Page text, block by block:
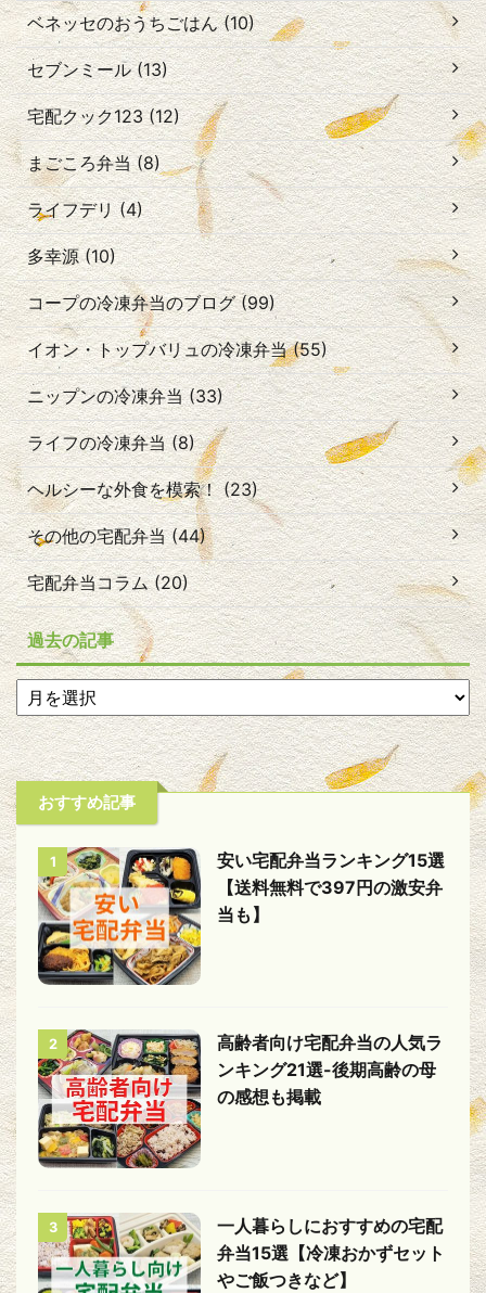
ベネッセのおうちごはん (10)
セブンミール (13)
宅配クック123 (12)
まごころ弁当 (8)
ライフデリ (4)
多幸源 (10)
コープの冷凍弁当のブログ (99)
イオン・トップバリュの冷凍弁当 (55)
ニップンの冷凍弁当 (33)
ライフの冷凍弁当 (8)
ヘルシーな外食を模索！ (23)
その他の宅配弁当 (44)
宅配弁当コラム (20)
過去の記事
おすすめ記事
1
安い宅配弁当ランキング15選
【送料無料で397円の激安弁
当も】
2
高齢者向け宅配弁当の人気ラ
ンキング21選-後期高齢の母
の感想も掲載
3
一人暮らしにおすすめの宅配
弁当15選【冷凍おかずセット
やご飯つきなど】